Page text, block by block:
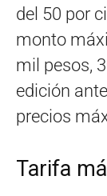
del 50 por
monto
mil pesos,
edición
precios
Tarifa